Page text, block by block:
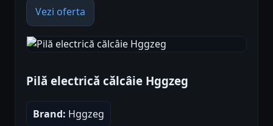
Vezi oferta
Pilă electrică călcâie Hggzeg
Brand: Hggzeg